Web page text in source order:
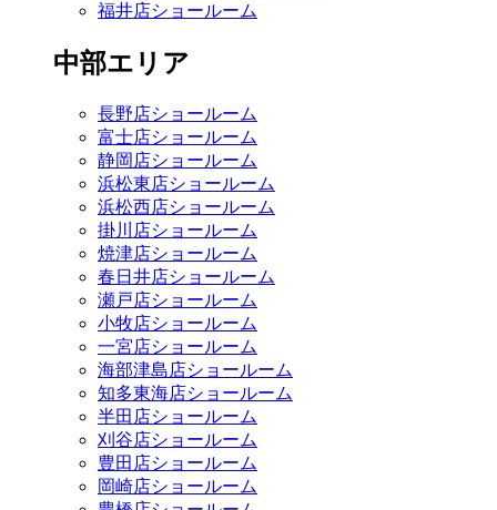
福井店ショールーム
中部エリア
長野店ショールーム
富士店ショールーム
静岡店ショールーム
浜松東店ショールーム
浜松西店ショールーム
掛川店ショールーム
焼津店ショールーム
春日井店ショールーム
瀬戸店ショールーム
小牧店ショールーム
一宮店ショールーム
海部津島店ショールーム
知多東海店ショールーム
半田店ショールーム
刈谷店ショールーム
豊田店ショールーム
岡崎店ショールーム